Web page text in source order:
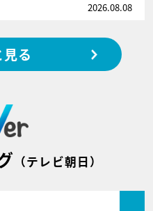
2026.08.08
る
（テレビ朝日）